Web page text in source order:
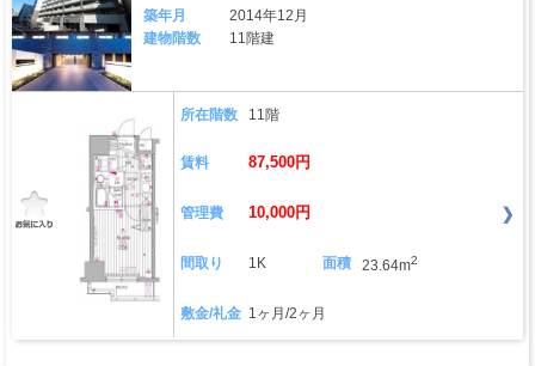
築年月
2014年12月
建物階数
11階建
所在階数 11階
賃料 87,500円
管理費 10,000円
間取り 1K 面積 23.64m2
敷金/礼金 1ヶ月/2ヶ月